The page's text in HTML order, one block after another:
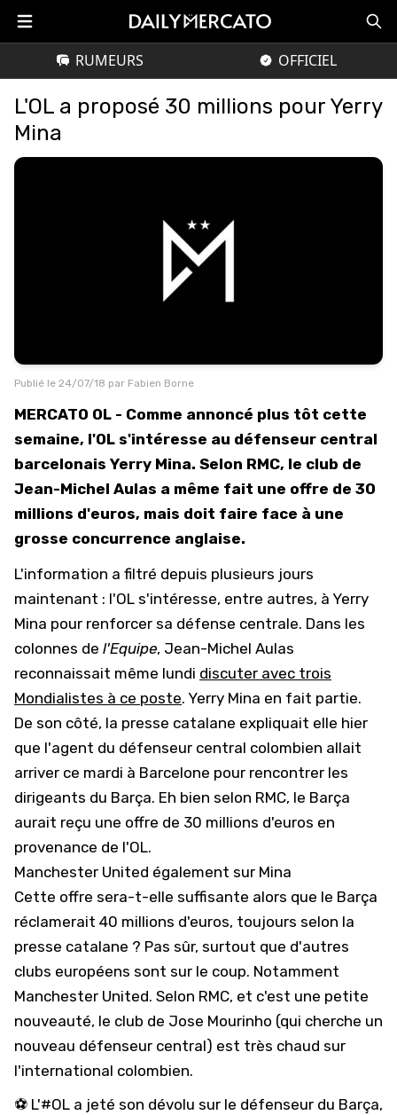
RUMEURS OFFICIEL
L'OL a proposé 30 millions pour Yerry
Mina
Publié le 24/07/18 par Fabien Borne
MERCATO OL - Comme annoncé plus tôt cette
semaine, l'OL s'intéresse au défenseur central
barcelonais Yerry Mina. Selon RMC, le club de
Jean-Michel Aulas a même fait une offre de 30
millions d'euros, mais doit faire face à une
grosse concurrence anglaise.
L'information a filtré depuis plusieurs jours
maintenant : l'OL s'intéresse, entre autres, à Yerry
Mina pour renforcer sa défense centrale. Dans les
colonnes de l'Equipe, Jean-Michel Aulas
reconnaissait même lundi discuter avec trois
Mondialistes à ce poste. Yerry Mina en fait partie.
De son côté, la presse catalane expliquait elle hier
que l'agent du défenseur central colombien allait
arriver ce mardi à Barcelone pour rencontrer les
dirigeants du Barça. Eh bien selon RMC, le Barça
aurait reçu une offre de 30 millions d'euros en
provenance de l'OL.
Manchester United également sur Mina
Cette offre sera-t-elle suffisante alors que le Barça
réclamerait 40 millions d'euros, toujours selon la
presse catalane ? Pas sûr, surtout que d'autres
clubs européens sont sur le coup. Notamment
Manchester United. Selon RMC, et c'est une petite
nouveauté, le club de Jose Mourinho (qui cherche un
nouveau défenseur central) est très chaud sur
l'international colombien.
⚽ L'#OL a jeté son dévolu sur le défenseur du Barça,